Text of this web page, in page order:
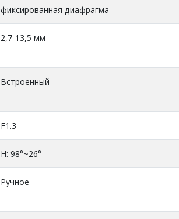
фиксированная диафрагма
2,7-13,5 мм
Встроенный
F1.3
H: 98°~26°
Ручное